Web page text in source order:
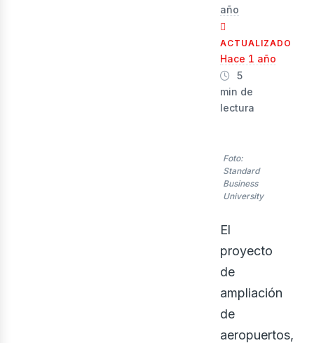
año
ACTUALIZADO
Hace 1 año
5
min de
lectura
Foto:
Standard
Business
University
El
proyecto
de
ampliación
de
aeropuertos,